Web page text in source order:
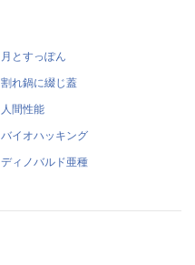
月とすっぽん
割れ鍋に綴じ蓋
人間性能
バイオハッキング
ディノバルド亜種